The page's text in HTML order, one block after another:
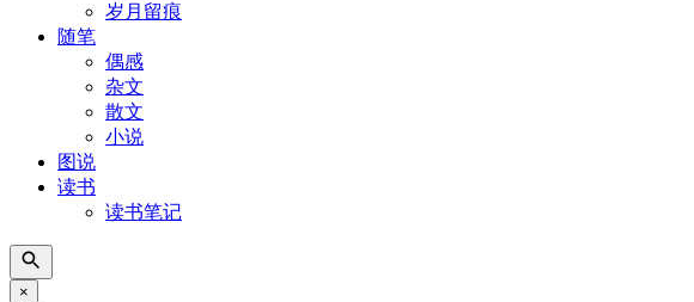
岁月留痕
随笔
偶感
杂文
散文
小说
图说
读书
读书笔记
×